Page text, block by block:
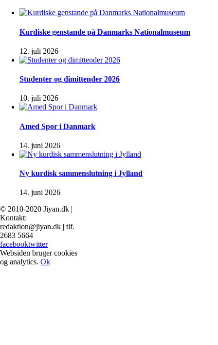
Kurdiske genstande på Danmarks Nationalmuseum
12. juli 2026
Studenter og dimittender 2026
10. juli 2026
Amed Spor i Danmark
14. juni 2026
Ny kurdisk sammenslutning i Jylland
14. juni 2026
© 2010-2020 Jiyan.dk |
Kontakt:
redaktion@jiyan.dk | tlf.
2683 5664
facebooktwitter
Websiden bruger cookies
og analytics. Ok